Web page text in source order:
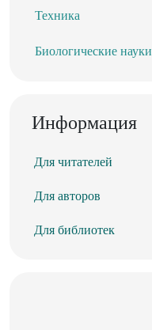
Техника
Биологические науки
Информация
Для читателей
Для авторов
Для библиотек